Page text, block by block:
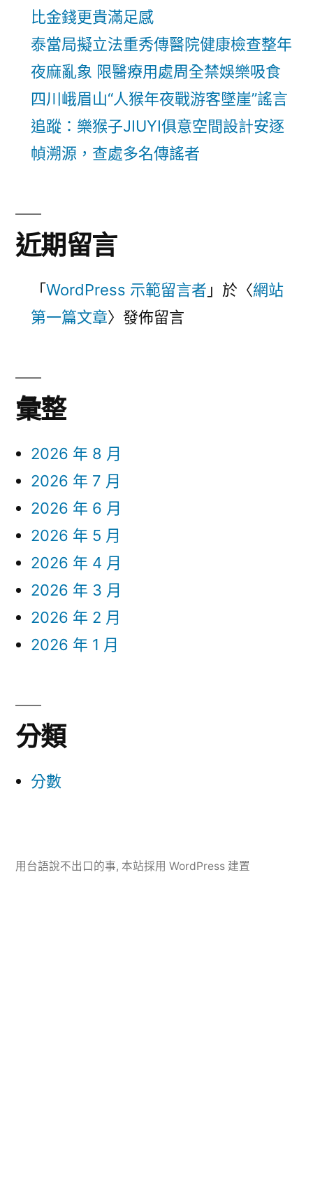
比金錢更貴滿足感
泰當局擬立法重秀傳醫院健康檢查整年
夜麻亂象 限醫療用處周全禁娛樂吸食
四川峨眉山“人猴年夜戰游客墜崖”謠言
追蹤：樂猴子JIUYI俱意空間設計安逐
幀溯源，查處多名傳謠者
近期留言
「 WordPress 示範留言者 」於〈網站
第一篇文章〉發佈留言
彙整
2026 年 8 月
2026 年 7 月
2026 年 6 月
2026 年 5 月
2026 年 4 月
2026 年 3 月
2026 年 2 月
2026 年 1 月
分類
分數
用台語說不出口的事, 本站採用 WordPress 建置